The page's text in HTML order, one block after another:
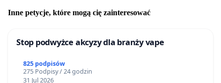
Inne petycje, które mogą cię zainteresować
Stop podwyżce akcyzy dla branży vape
825 podpisów
275 Podpisy / 24 godzin
31 Jul 2026